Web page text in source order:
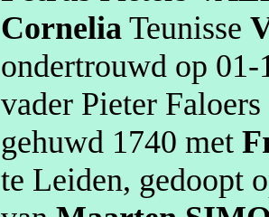
Cornelia Teunisse
ondertrouwd op
vader Pieter Faloers
gehuwd 1740 met
te Leiden, gedoopt